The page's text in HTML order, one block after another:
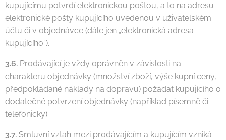
kupujícímu potvrdí elektronickou poštou, a to na adresu
elektronické pošty kupujícího uvedenou v uživatelském
účtu či v objednávce (dále jen „elektronická adresa
kupujícího“).
3.6. Prodávající je vždy oprávněn v závislosti na
charakteru objednávky (množství zboží, výše kupní ceny,
předpokládané náklady na dopravu) požádat kupujícího o
dodatečné potvrzení objednávky (například písemně či
telefonicky).
3.7. Smluvní vztah mezi prodávajícím a kupujícím vzniká